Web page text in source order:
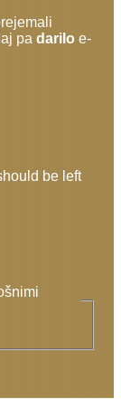
pa darilo e-
be left